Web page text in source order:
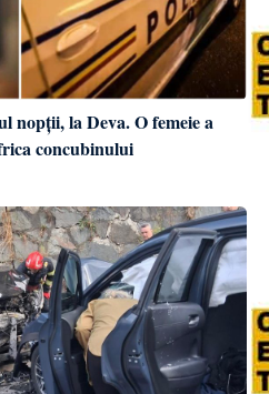
nopții, la Deva. O femeie a
concubinului